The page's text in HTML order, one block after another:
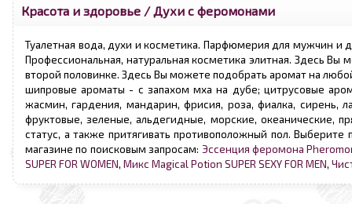
Красота и здоровье /Духи с феромонами
Туалетная вода, духи и косметика. Парфюмерия для мужчин
Профессиональная, натуральная косметика элитная. Здесь
второй половинке. Здесь Вы можете подобрать аромат на
шипровые ароматы - с запахом мха на дубе; цитрусовые
жасмин, гардения, мандарин, фрисия, роза, фиалка, сирень,
фруктовые, зеленые, альдегидные, морские,
статус, а также притягивать противоположный пол.
магазине по поисковым запросам: Эссенция феромона
SUPER FOR WOMEN, Микс Magical Potion SUPER SEXY FOR MEN,